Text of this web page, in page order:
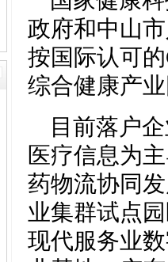
政府和中山
按国际认可
综合健康产
目前落户企
医疗信息为
药物流协同
业集群试点
现代服务业